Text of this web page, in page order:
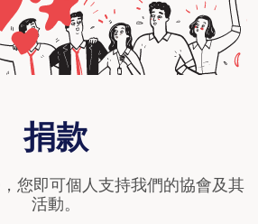
捐款
您即可個人支持我們的協會及其
活動。